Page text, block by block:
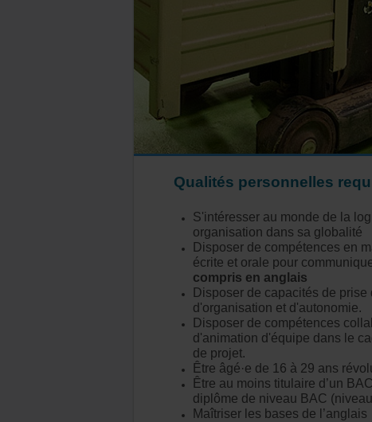
Qualités personnelles
S'intéresser au monde de la
organisation dans sa globalité
Disposer de compétences en
écrite et orale pour
compris en anglais
Disposer de capacités de prise
d'organisation et d'autonomie.
Disposer de compétences
d'animation d'équipe dans le
de projet.
Être âgé·e de 16 à 29 ans
Être au moins titulaire d’un
diplôme de niveau BAC
Maîtriser les bases de l’anglais